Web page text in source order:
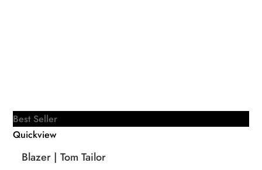
Best Seller
Quickview
Blazer | Tom Tailor